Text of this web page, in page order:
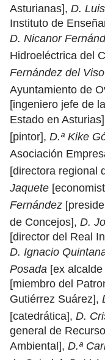
Asturianas], D.
Instituto de
D. Nicanor
Hidroeléctrica del
Fernández del Viso
Ayuntamiento de
[ingeniero jefe de
Estado en
[pintor], D.ª Kike
Asociación
[directora regional
Jaquete
Fernández
de Concejos], D.
[director del Real
D. Ignacio
Posada [ex
[miembro del
Gutiérrez Suárez],
[catedrática], D.
general de
Ambiental], D.ª